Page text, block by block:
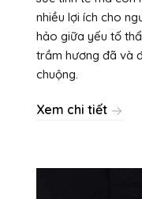
nhiều lợi ích cho
hảo giữa yếu tố
trầm hương đã và
chuộng.
Xem chi tiết